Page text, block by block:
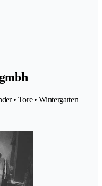
• Tore • Wintergarten